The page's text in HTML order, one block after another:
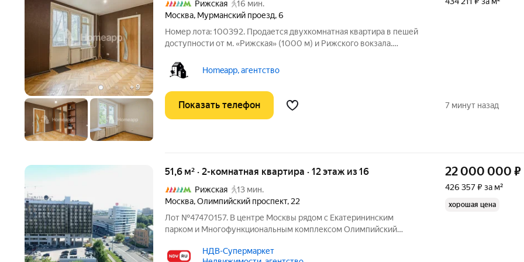
+9
Рижская
16 мин.
Москва, Мурманский проезд,6
Номер лота: 100392. Продается двухкомнатная квартира в пешей
доступности от м. «Рижская» (1000 м) и Рижского вокзала.
рынка делают это место максимально удобным для жизни в
городе. Ключевые
Homeapp, агентство
Показать телефон 7 минут назад
51,6 м² · 2-комнатная квартира · 12 этаж из 16
Рижская
13 мин.
Москва,Олимпийский проспект, 22
Лот №47470157. В центре Москвы рядом с Екатерининским
парком и Многофункциональным комплексом Олимпийский
комнатами, с двумя балконами и большой кухней, ремонт
НДВ-Супермаркет
22 000 000 ₽
426 357 ₽ за м²
хорошая цена